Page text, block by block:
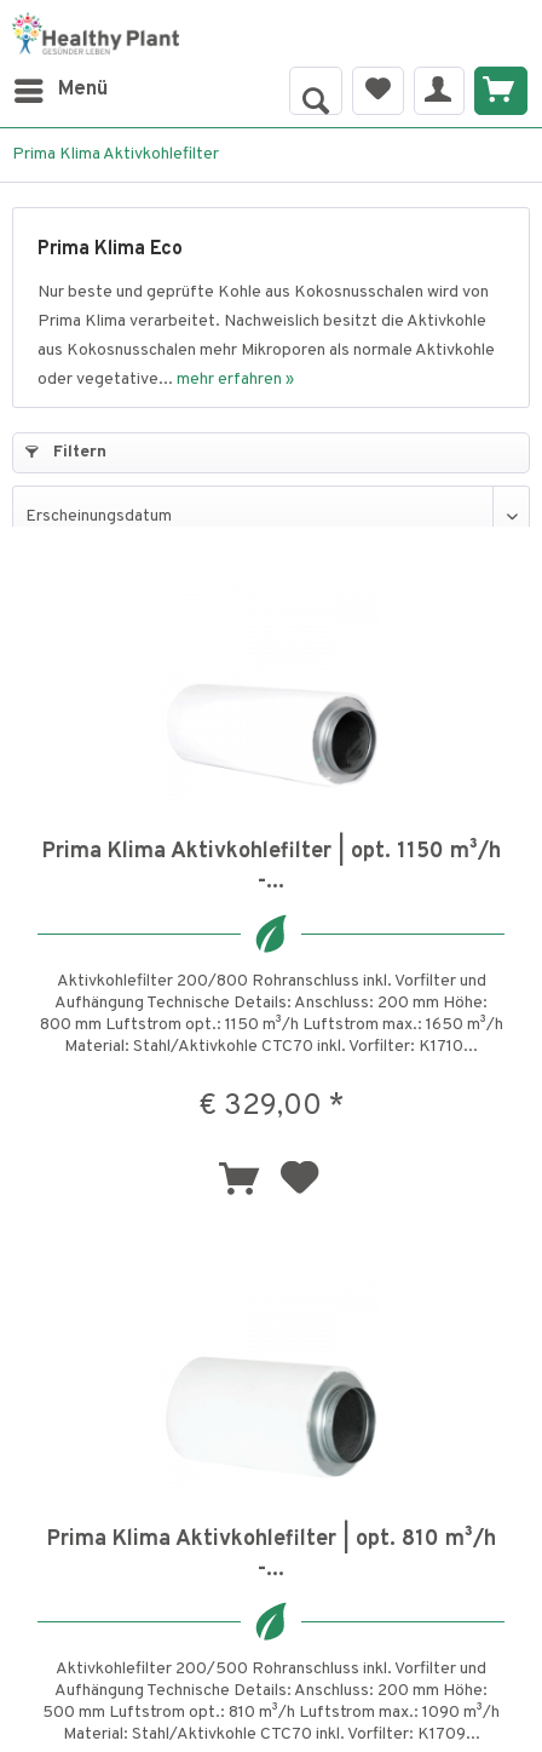
Menü
Prima Klima Aktivkohlefilter
Prima Klima Eco
Nur beste und geprüfte Kohle aus Kokosnusschalen wird von
Prima Klima verarbeitet. Nachweislich besitzt die Aktivkohle
aus Kokosnusschalen mehr Mikroporen als normale Aktivkohle
oder vegetative... mehr erfahren »
Filtern
Prima Klima Aktivkohlefilter | opt. 1150 m³/h
-...
Aktivkohlefilter 200/800 Rohranschluss inkl. Vorfilter und
Aufhängung Technische Details: Anschluss: 200 mm Höhe:
800 mm Luftstrom opt.: 1150 m³/h Luftstrom max.: 1650 m³/h
Material: Stahl/Aktivkohle CTC70 inkl. Vorfilter: K1710...
€ 329,00 *
Prima Klima Aktivkohlefilter | opt. 810 m³/h
-...
Aktivkohlefilter 200/500 Rohranschluss inkl. Vorfilter und
Aufhängung Technische Details: Anschluss: 200 mm Höhe:
500 mm Luftstrom opt.: 810 m³/h Luftstrom max.: 1090 m³/h
Material: Stahl/Aktivkohle CTC70 inkl. Vorfilter: K1709...